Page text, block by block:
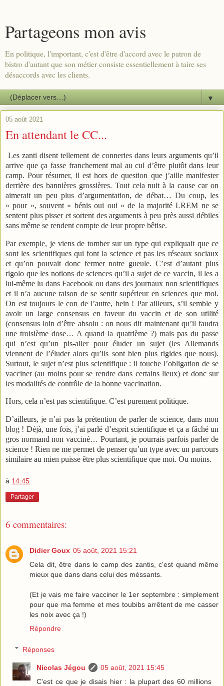
Partageons mon avis
En politique, l'important, c'est d'être d'accord avec le patron de
bistro d'autant que son métier consiste essentiellement à taire ses
désaccords avec les clients.
▼
05 août 2021
En attendant le CC...
Les zanti disent tellement de conneries dans leurs arguments qu’il
arrive que ça fasse franchement mal au cul d’être plutôt dans leur
camp. Pour résumer, il est hors de question que j’aille manifester
derrière des bannières grossières. Tout cela nuit à la cause car on
aimerait un peu plus d’argumentation, de débat… Du coup, les
« pour », souvent « bénis oui oui » de la majorité LREM ne se
sentent plus pisser et sortent des arguments à peu près aussi débiles
sans même se rendent compte de leur propre bêtise.
Par exemple, je viens de tomber sur un type qui expliquait que ce
sont les scientifiques qui font la science et pas les réseaux sociaux
et qu’on pouvait donc fermer notre gueule. C’est d’autant plus
rigolo que les notions de sciences qu’il a sujet de ce vaccin, il les a
lui-même lu dans Facebook ou dans des journaux non scientifiques
et il n’a aucune raison de se sentir supérieur en sciences que moi.
On est toujours le con de l’autre, hein ! Par ailleurs, s’il semble y
avoir un large consensus en faveur du vaccin et de son utilité
(consensus loin d’être absolu : on nous dit maintenant qu’il faudra
une troisième dose… A quand la quatrième ?) mais pas du passe
qui n’est qu’un pis-aller pour éluder un sujet (les Allemands
viennent de l’éluder alors qu’ils sont bien plus rigides que nous).
Surtout, le sujet n’est plus scientifique : il touche l’obligation de se
vacciner (au moins pour se rendre dans certains lieux) et donc sur
les modalités de contrôle de la bonne vaccination.
Hors, cela n’est pas scientifique. C’est purement politique.
D’ailleurs, je n’ai pas la prétention de parler de science, dans mon
blog ! Déjà, une fois, j’ai parlé d’esprit scientifique et ça a fâché un
gros normand non vacciné… Pourtant, je pourrais parfois parler de
science ! Rien ne me permet de penser qu’un type avec un parcours
similaire au mien puisse être plus scientifique que moi. Ou moins.
à 14:45
Partager
6 commentaires:
Didier Goux 05 août, 2021 15:21
Cela dit, être dans le camp des zantis, c'est quand même
mieux que dans dans celui des méssants.
(Et je vais me faire vacciner le 1er septembre : simplement
pour que ma femme et mes toubibs arrêtent de me casser
les noix avec ça !)
Répondre
Réponses
Nicolas Jégou
05 août, 2021 15:45
C'est ce que je disais hier : la plupart des 60 millions